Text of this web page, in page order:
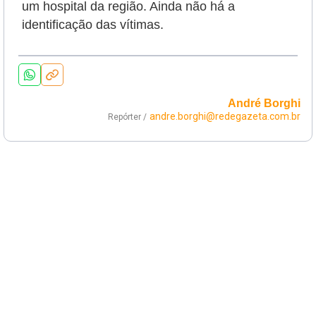
um hospital da região. Ainda não há a
identificação das vítimas.
André Borghi
Repórter / andre.borghi@redegazeta.com.br